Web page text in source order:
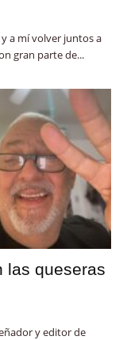
y a mí volver juntos a
gran parte de...
las queseras
y editor de